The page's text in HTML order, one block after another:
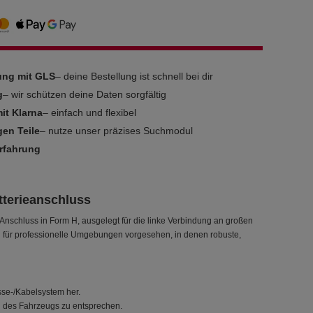
mit GLS– deine Bestellung ist schnell bei dir
– wir schützen deine Daten sorgfältig
Klarna– einfach und flexibel
Teile– nutze unser präzises Suchmodul
in Form H, ausgelegt für die linke Verbindung an großen
professionelle Umgebungen vorgesehen, in denen robuste,
Kabelsystem her.
Fahrzeugs zu entsprechen.